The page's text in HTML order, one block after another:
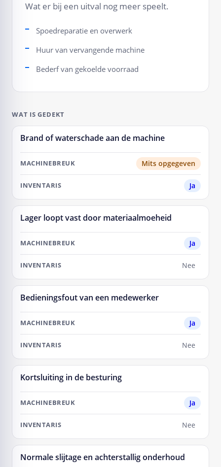
Wat er bij een uitval nog meer speelt.
Spoedreparatie en overwerk
Huur van vervangende machine
Bederf van gekoelde voorraad
WAT IS GEDEKT
SITUATIE
MACHINEBREUK
INVENTARIS
Brand of waterschade aan de machine
Mits opgegeven
Ja
Lager loopt vast door materiaalmoeheid
Ja
Nee
Bedieningsfout van een medewerker
Ja
Nee
Kortsluiting in de besturing
Ja
Nee
Normale slijtage en achterstallig onderhoud